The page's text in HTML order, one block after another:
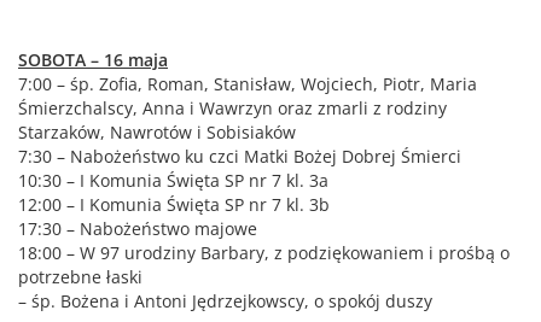
SOBOTA – 16 maja
7:00 – śp. Zofia, Roman, Stanisław, Wojciech, Piotr, Maria
Śmierzchalscy, Anna i Wawrzyn oraz zmarli z rodziny
Starzaków, Nawrotów i Sobisiaków
7:30 – Nabożeństwo ku czci Matki Bożej Dobrej Śmierci
10:30 – I Komunia Święta SP nr 7 kl. 3a
12:00 – I Komunia Święta SP nr 7 kl. 3b
17:30 – Nabożeństwo majowe
18:00 – W 97 urodziny Barbary, z podziękowaniem i prośbą o
potrzebne łaski
– śp. Bożena i Antoni Jędrzejkowscy, o spokój duszy